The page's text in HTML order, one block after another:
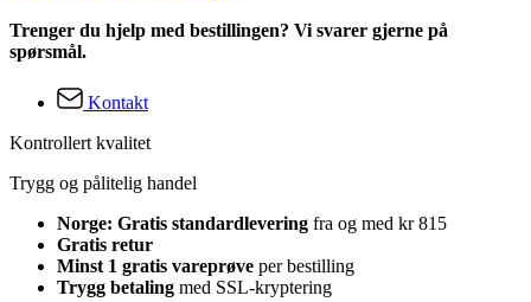
Trenger du hjelp med bestillingen? Vi svarer gjerne på
spørsmål.
Kontakt
Kontrollert kvalitet
Trygg og pålitelig handel
Norge: Gratis standardlevering fra og med kr 815
Gratis retur
Minst 1 gratis vareprøve per bestilling
Trygg betaling med SSL-kryptering